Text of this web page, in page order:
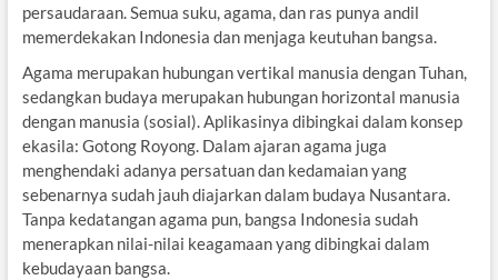
persaudaraan. Semua suku, agama, dan ras punya andil
memerdekakan Indonesia dan menjaga keutuhan bangsa.
Agama merupakan hubungan vertikal manusia dengan Tuhan,
sedangkan budaya merupakan hubungan horizontal manusia
dengan manusia (sosial). Aplikasinya dibingkai dalam konsep
ekasila: Gotong Royong. Dalam ajaran agama juga
menghendaki adanya persatuan dan kedamaian yang
sebenarnya sudah jauh diajarkan dalam budaya Nusantara.
Tanpa kedatangan agama pun, bangsa Indonesia sudah
menerapkan nilai-nilai keagamaan yang dibingkai dalam
kebudayaan bangsa.